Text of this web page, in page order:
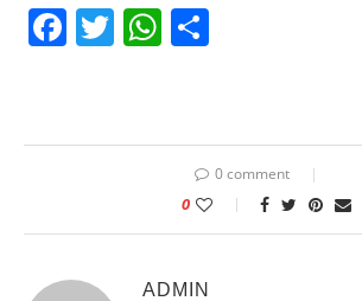
Facebook
TwitterWhatsApp
0 comment
0
ADMIN